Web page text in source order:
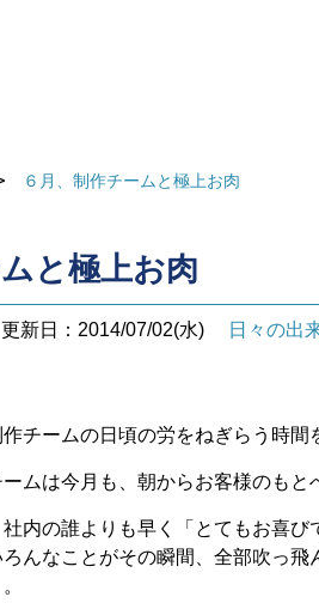
６月、制作チームと極上お肉
と極上お肉
更新日：2014/07/02(水) 日々の出
チームの日頃の労をねぎらう時間
ムは今月も、朝からお客様のもと
内の誰よりも早く「とてもお喜
んなことがその瞬間、全部吹っ